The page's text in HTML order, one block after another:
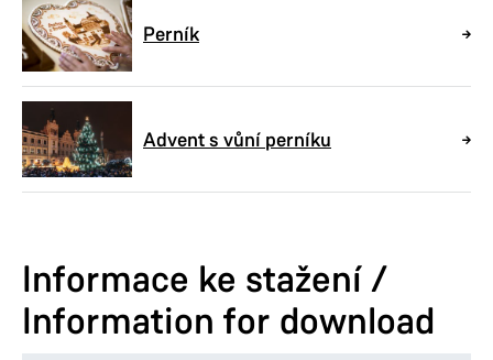
Perník
Advent s vůní perníku
Informace ke stažení /
Information for download